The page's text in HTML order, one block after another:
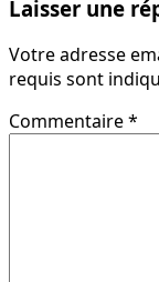
Laisser une
Votre adresse
requis sont
Commentaire*